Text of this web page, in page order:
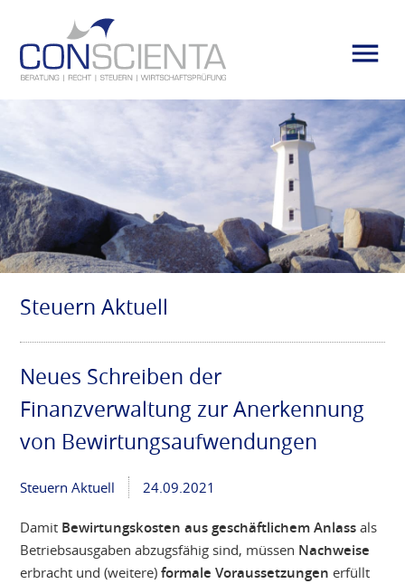
Steuern Aktuell
Neues Schreiben der
Finanzverwaltung zur Anerkennung
von Bewirtungsaufwendungen
Steuern Aktuell 24.09.2021
Damit Bewirtungskosten aus geschäftlichem Anlass als
Betriebsausgaben abzugsfähig sind, müssen Nachweise
erbracht und (weitere)formale Voraussetzungen erfüllt